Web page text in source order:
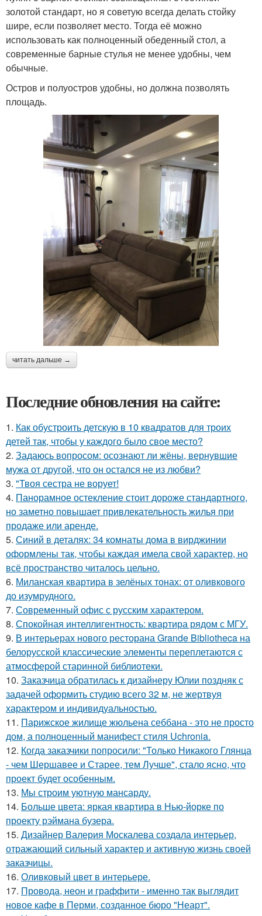
золотой стандарт, но я советую всегда делать стойку
шире, если позволяет место. Тогда её можно
использовать как полноценный обеденный стол, а
современные барные стулья не менее удобны, чем
обычные.
Остров и полуостров удобны, но должна позволять
площадь.
читать дальше →
Последние обновления на сайте:
1. Как обустроить детскую в 10 квадратов для троих
детей так, чтобы у каждого было свое место?
2. Задаюсь вопросом: осознают ли жёны, вернувшие
мужа от другой, что он остался не из любви?
3. "Твоя сестра не ворует!
4. Панорамное остекление стоит дороже стандартного,
но заметно повышает привлекательность жилья при
продаже или аренде.
5. Синий в деталях: 34 комнаты дома в вирджинии
оформлены так, чтобы каждая имела свой характер, но
всё пространство читалось цельно.
6. Миланская квартира в зелёных тонах: от оливкового
до изумрудного.
7. Современный офис с русским характером.
8. Спокойная интеллигентность: квартира рядом с МГУ.
9. В интерьерах нового ресторана Grande Bibliotheca на
белорусской классические элементы переплетаются с
атмосферой старинной библиотеки.
10. Заказчица обратилась к дизайнеру Юлии поздняк с
задачей оформить студию всего 32 м, не жертвуя
характером и индивидуальностью.
11. Парижское жилище жюльена себбана - это не просто
дом, а полноценный манифест стиля Uchronia.
12. Когда заказчики попросили: "Только Никакого Глянца
- чем Шершавее и Старее, тем Лучше", стало ясно, что
проект будет особенным.
13. Мы строим уютную мансарду.
14. Больше цвета: яркая квартира в Нью-йорке по
проекту рэймана бузера.
15. Дизайнер Валерия Москалева создала интерьер,
отражающий сильный характер и активную жизнь своей
заказчицы.
16. Оливковый цвет в интерьере.
17. Провода, неон и граффити - именно так выглядит
новое кафе в Перми, созданное бюро "Неарт".